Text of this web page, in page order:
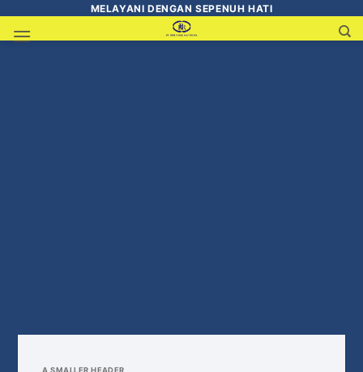
MELAYANI DENGAN SEPENUH HATI
A SMALLER HEADER